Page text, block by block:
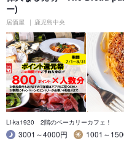
ー)
居酒屋 鹿児島中央
Li-ka1920 2階のベーカリーカフェ！
3001～4000円
1001～